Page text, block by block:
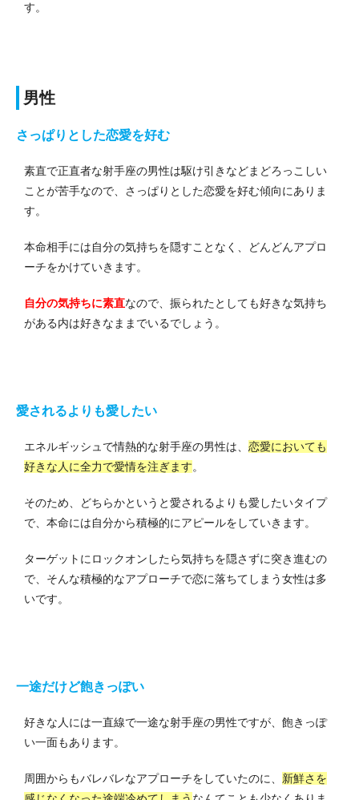
す。
男性
さっぱりとした恋愛を好む
素直で正直者な射手座の男性は駆け引きなどまどろっこしい
ことが苦手なので、さっぱりとした恋愛を好む傾向にありま
す。
本命相手には自分の気持ちを隠すことなく、どんどんアプロ
ーチをかけていきます。
自分の気持ちに素直なので、振られたとしても好きな気持ち
がある内は好きなままでいるでしょう。
愛されるよりも愛したい
エネルギッシュで情熱的な射手座の男性は、 恋愛においても
好きな人に全力で愛情を注ぎます。
そのため、どちらかというと愛されるよりも愛したいタイプ
で、本命には自分から積極的にアピールをしていきます。
ターゲットにロックオンしたら気持ちを隠さずに突き進むの
で、そんな積極的なアプローチで恋に落ちてしまう女性は多
いです。
一途だけど飽きっぽい
好きな人には一直線で一途な射手座の男性ですが、飽きっぽ
い一面もあります。
周囲からもバレバレなアプローチをしていたのに、 新鮮さを